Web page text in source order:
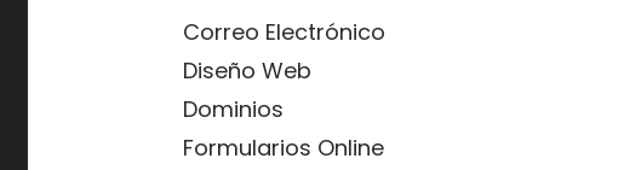
Correo Electrónico
Diseño Web
Dominios
Formularios Online